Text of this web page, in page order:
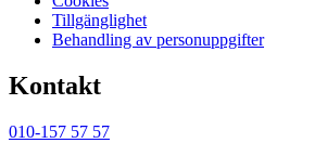
Tillgänglighet
Behandling av personuppgifter
Kontakt
010-157 57 57